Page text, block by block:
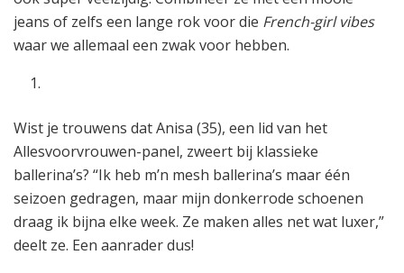
jeans of zelfs een lange rok voor die French-girl vibes
waar we allemaal een zwak voor hebben.
Wist je trouwens dat Anisa (35), een lid van het
Allesvoorvrouwen-panel, zweert bij klassieke
ballerina’s? “Ik heb m’n mesh ballerina’s maar één
seizoen gedragen, maar mijn donkerrode schoenen
draag ik bijna elke week. Ze maken alles net wat luxer,”
deelt ze. Een aanrader dus!